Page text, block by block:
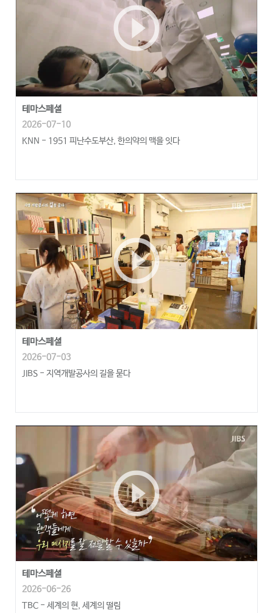
play_circle_outline
테마스페셜
2026-07-10
KNN - 1951 피난수도부산, 한의약의 맥을 잇다
play_circle_outline
테마스페셜
2026-07-03
JIBS - 지역개발공사의 길을 묻다
play_circle_outline
테마스페셜
2026-06-26
TBC - 세계의 현, 세계의 떨림